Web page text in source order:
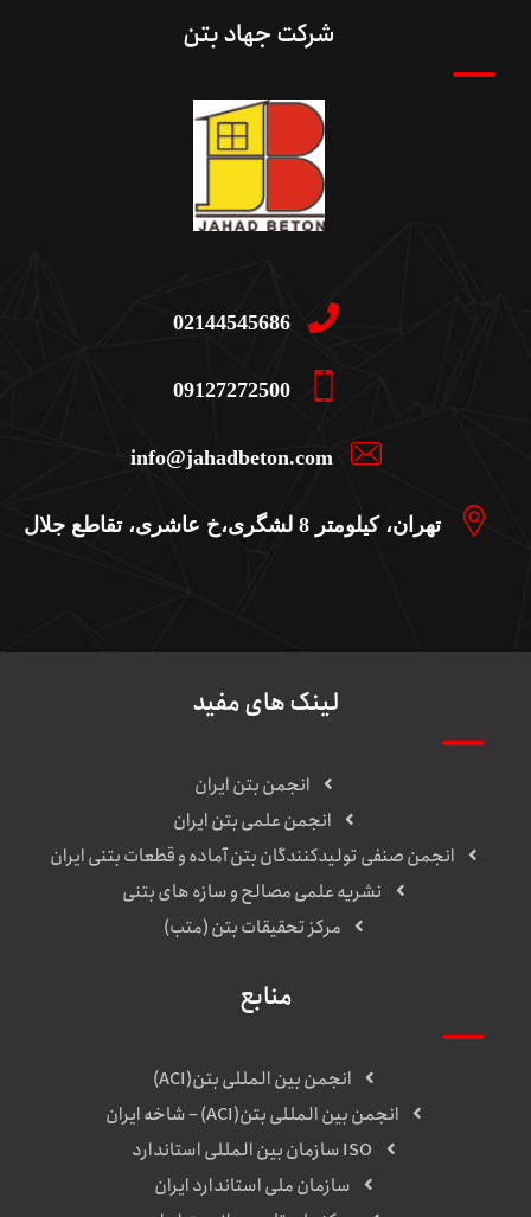
شرکت جهاد بتن
02144545686
09127272500
info@jahadbeton.com
تهران، کیلومتر 8 لشگری،خ عاشری، تقاطع جلال
لینک های مفید
انجمن بتن ایران
انجمن علمی بتن ایران
انجمن صنفی تولیدکنندگان بتن آماده و قطعات بتنی ایران
نشریه علمی مصالح و سازه های بتنی
مرکز تحقیقات بتن (متب)
منابع
انجمن بین المللی بتن(ACI)
انجمن بین المللی بتن(ACI) – شاخه ایران
ISO سازمان بین المللی استاندارد
سازمان ملی استاندارد ایران